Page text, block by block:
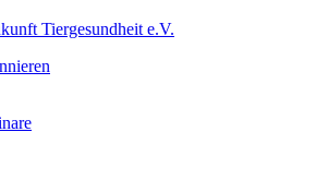
Tiergesundheit e.V.